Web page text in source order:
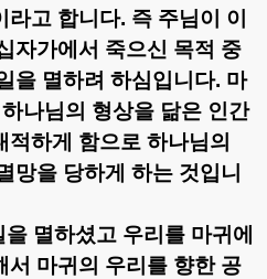
라고 합니다. 즉 주님이 이
자가에서 죽으신 목적 중
을 멸하려 하심입니다. 마
하나님의 형상을 닮은 인간
하게 함으로 하나님의
망을 당하게 하는 것입니
멸하셨고 우리를 마귀에
서 마귀의 우리를 향한 공